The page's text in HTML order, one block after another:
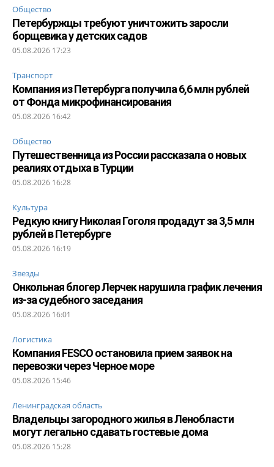
Общество
Петербуржцы требуют уничтожить заросли
борщевика у детских садов
05.08.2026 17:23
Транспорт
Компания из Петербурга получила 6,6 млн рублей
от Фонда микрофинансирования
05.08.2026 16:42
Общество
Путешественница из России рассказала о новых
реалиях отдыха в Турции
05.08.2026 16:28
Культура
Редкую книгу Николая Гоголя продадут за 3,5 млн
рублей в Петербурге
05.08.2026 16:19
Звезды
Онкольная блогер Лерчек нарушила график лечения
из-за судебного заседания
05.08.2026 16:01
Логистика
Компания FESCO остановила прием заявок на
перевозки через Черное море
05.08.2026 15:46
Ленинградская область
Владельцы загородного жилья в Ленобласти
могут легально сдавать гостевые дома
05.08.2026 15:28